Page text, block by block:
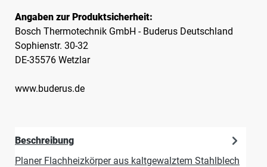
Angaben zur Produktsicherheit:
Bosch Thermotechnik GmbH - Buderus Deutschland
Sophienstr. 30-32
DE-35576 Wetzlar
www.buderus.de
Beschreibung
Planer Flachheizkörper aus kaltgewalztem Stahlblech